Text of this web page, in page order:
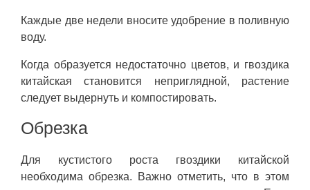
Каждые две недели вносите удобрение в поливную
воду.
Когда образуется недостаточно цветов, и гвоздика
китайская становится неприглядной, растение
следует выдернуть и компостировать.
Обрезка
Для кустистого роста гвоздики китайской
необходима обрезка. Важно отметить, что в этом